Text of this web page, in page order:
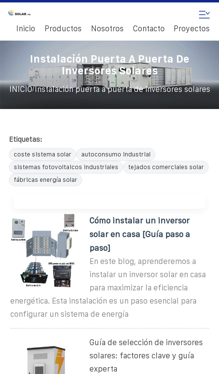
Inicio Productos Nosotros Contacto Proyectos
Instalación Puerta A Puerta De
Inversores Solares
INICIO/Instalación puerta a puerta de inversores solares
Etiquetas:
coste sistema solar
autoconsumo industrial
sistemas fotovoltaicos industriales
tejados comerciales solar
fábricas energía solar
Cómo instalar un inversor
solar en casa [Guía paso a
paso]
En este blog, aprenderemos a
instalar un inversor solar en casa
para maximizar la eficiencia
energética. Esta instalación es un paso esencial para
configurar un sistema de energía
Guía de selección de inversores
solares: factores clave y guía
experta